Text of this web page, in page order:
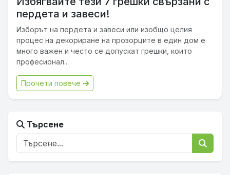
пердета и завеси!
Изборът на пердета и завеси или изобщо целия
процес на декориране на прозорците в един дом е
много важен и често се допускат грешки, които
професионал...
Прочети повече
Търсене